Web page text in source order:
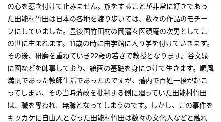
の心を惹き付けて止みません。旅をすることが非常に好きであっ
た田能村竹田は日本の各地を渡り歩いては、数々の作品のモチー
フにしていました。豊後国竹田村の岡藩々医碩庵の次男としてこ
の世に生まれます。11歳の時に由学館に入り学を付けていきます。
その後、研磨を重ねていき22歳の若さで教授となります。谷文晁
に図などを師事しており、絵画の基礎を身につけて生きます。順風
満帆であった教師生活であったのですが、藩内で百姓一揆が起こ
ってしまい、その当時藩政を批判する側に廻っていた田能村竹田
は、職を奪われ、無職となってしまうのです。しかし、この事件を
キッカケに自由人となった田能村竹田は数々の文化人などと触れ